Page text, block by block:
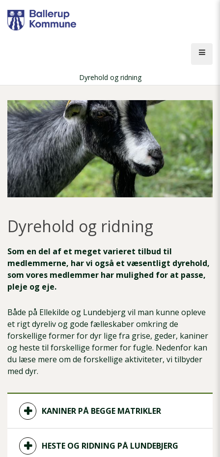
hovedindhold
Dyrehold og ridning
Dyrehold og ridning
Som en del af et meget varieret tilbud til
medlemmerne, har vi også et væsentligt dyrehold,
som vores medlemmer har mulighed for at passe,
pleje og eje.
Både på Ellekilde og Lundebjerg vil man kunne opleve
et rigt dyreliv og gode fælleskaber omkring de
forskellige former for dyr lige fra grise, geder, kaniner
og heste til forskellige former for fugle. Nedenfor kan
du læse mere om de forskellige aktiviteter, vi tilbyder
med dyr.
KANINER PÅ BEGGE MATRIKLER
HESTE OG RIDNING PÅ LUNDEBJERG